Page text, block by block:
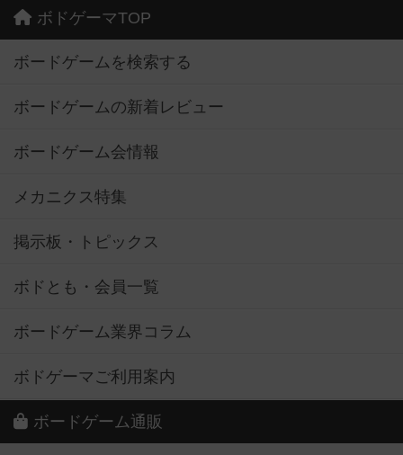
ボドゲーマTOP
ボードゲームを検索する
ボードゲームの新着レビュー
ボードゲーム会情報
メカニクス特集
掲示板・トピックス
ボドとも・会員一覧
ボードゲーム業界コラム
ボドゲーマご利用案内
ボードゲーム通販